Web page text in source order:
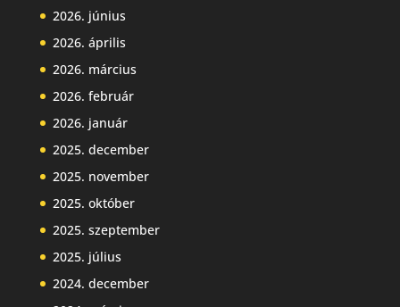
2026. június
2026. április
2026. március
2026. február
2026. január
2025. december
2025. november
2025. október
2025. szeptember
2025. július
2024. december